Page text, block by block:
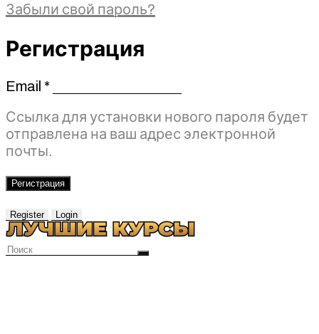
Забыли свой пароль?
Регистрация
Email *Обязательно
Ссылка для установки нового пароля будет
отправлена ​​на ваш адрес электронной
почты.
Регистрация
Register Login